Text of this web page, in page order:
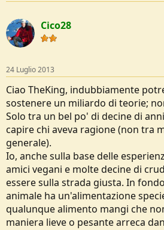
Cico28
24 Luglio 2013
Ciao TheKing, indubbiamente
sostenere un miliardo di teorie;
Solo tra un bel po' di decine di
capire chi aveva ragione (non tra
generale).
Io, anche sulla base delle
amici vegani e molte decine di
essere sulla strada giusta. In
animale ha un'alimentazione
qualunque alimento mangi che
maniera lieve o pesante arreca